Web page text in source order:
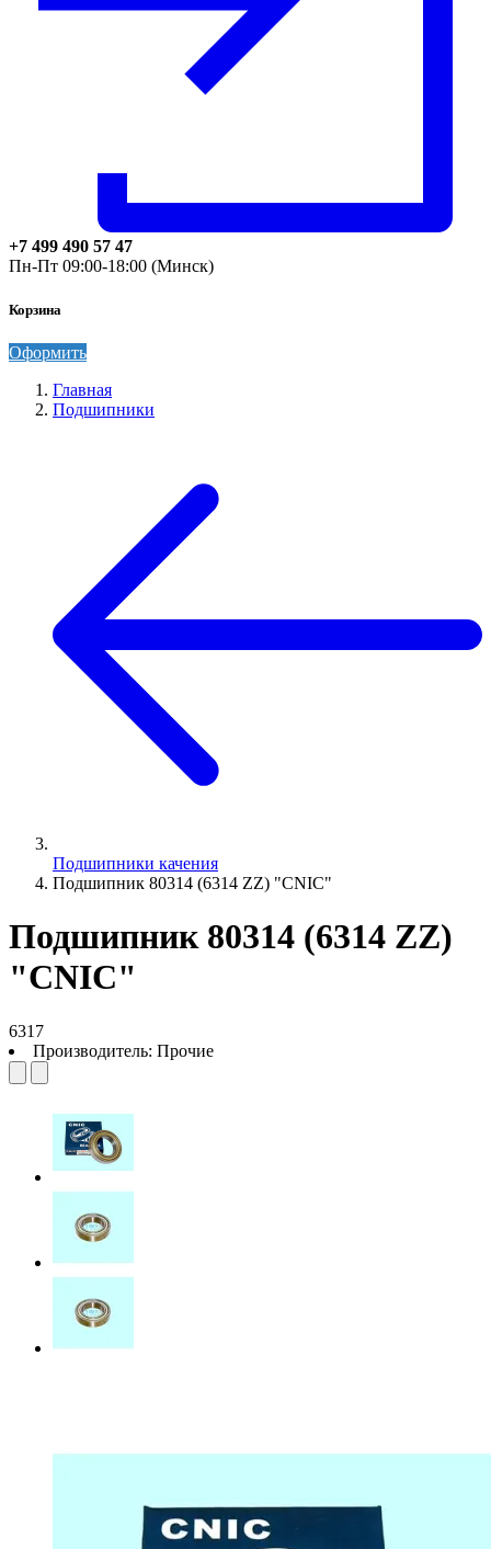
+7 499 490 57 47
Пн-Пт 09:00-18:00 (Минск)
Корзина
Оформить
Главная
Подшипники
Подшипники качения
Подшипник 80314 (6314 ZZ) "CNIC"
Подшипник 80314 (6314 ZZ)
"CNIC"
6317
Производитель: Прочие